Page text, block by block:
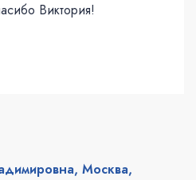
Виктория!
Москва,